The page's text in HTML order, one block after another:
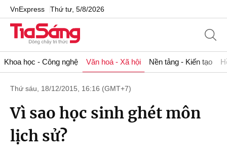
VnExpress Thứ tư, 5/8/2026
Khoa học - Công nghệ Văn hoá - Xã hội Nền tảng - Kiến tạo
Thứ sáu, 18/12/2015, 16:16 (GMT+7)
Vì sao học sinh ghét môn
lịch sử?